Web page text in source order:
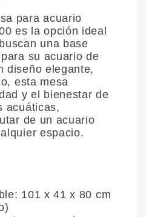
para acuario
es la opción ideal
una base
su acuario de
diseño elegante,
esta mesa
y el bienestar de
acuáticas,
de un acuario
espacio.
101 x 41 x 80 cm